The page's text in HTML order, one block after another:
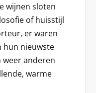
wijnen sloten
of huisstijl
er waren
hun nieuwste
anderen
warme